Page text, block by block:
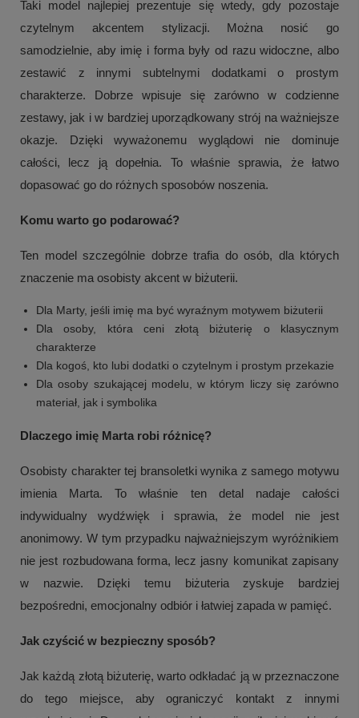
Taki model najlepiej prezentuje się wtedy, gdy pozostaje
czytelnym akcentem stylizacji. Można nosić go
samodzielnie, aby imię i forma były od razu widoczne, albo
zestawić z innymi subtelnymi dodatkami o prostym
charakterze. Dobrze wpisuje się zarówno w codzienne
zestawy, jak i w bardziej uporządkowany strój na ważniejsze
okazje. Dzięki wyważonemu wyglądowi nie dominuje
całości, lecz ją dopełnia. To właśnie sprawia, że łatwo
dopasować go do różnych sposobów noszenia.
Komu warto go podarować?
Ten model szczególnie dobrze trafia do osób, dla których
znaczenie ma osobisty akcent w biżuterii.
Dla Marty, jeśli imię ma być wyraźnym motywem biżuterii
Dla osoby, która ceni złotą biżuterię o klasycznym
charakterze
Dla kogoś, kto lubi dodatki o czytelnym i prostym przekazie
Dla osoby szukającej modelu, w którym liczy się zarówno
materiał, jak i symbolika
Dlaczego imię Marta robi różnicę?
Osobisty charakter tej bransoletki wynika z samego motywu
imienia Marta. To właśnie ten detal nadaje całości
indywidualny wydźwięk i sprawia, że model nie jest
anonimowy. W tym przypadku najważniejszym wyróżnikiem
nie jest rozbudowana forma, lecz jasny komunikat zapisany
w nazwie. Dzięki temu biżuteria zyskuje bardziej
bezpośredni, emocjonalny odbiór i łatwiej zapada w pamięć.
Jak czyścić w bezpieczny sposób?
Jak każdą złotą biżuterię, warto odkładać ją w przeznaczone
do tego miejsce, aby ograniczyć kontakt z innymi